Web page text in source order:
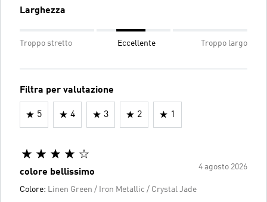
Larghezza
Troppo stretto Eccellente Troppo largo
Filtra per valutazione
5 4 3 2 1
4 agosto 2026
colore bellissimo
Colore: Linen Green / Iron Metallic / Crystal Jade